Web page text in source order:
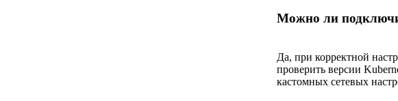
Можно ли
Да, при корректной
проверить версии
кастомных сетевых